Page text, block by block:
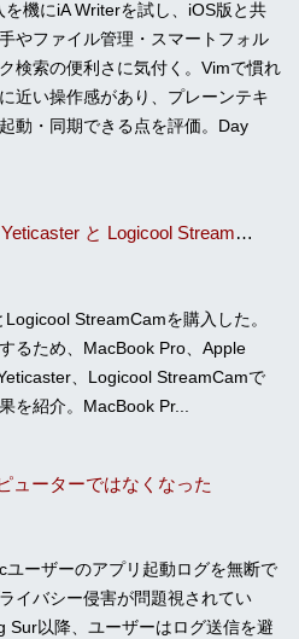
を機にiA Writerを試し、iOS版と共
やファイル管理・スマートフォル
検索の便利さに気付く。Vimで慣れ
近い操作感があり、プレーンテキ
動・同期できる点を評価。Day
MacBook Pro 内蔵マイクと Yeticaster と Logicool StreamCam マイクの性能比較
StreamCamを購入した。
るため、MacBook Pro、Apple
、Logicool StreamCamで
を紹介。MacBook Pr...
ューターではなくなった
ユーザーのアプリ起動ログを無断で
イバシー侵害が問題視されてい
Sur以降、ユーザーはログ送信を避